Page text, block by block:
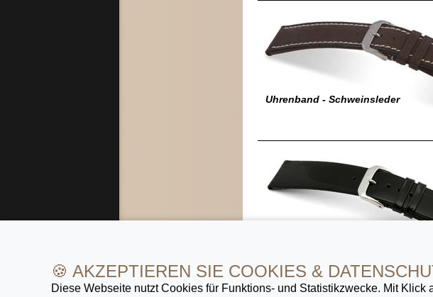
🍪 AKZEPTIEREN SIE COOKIES &
Diese Webseite nutzt Cookies für Funktions- und Statistik­zwecke. Mit Klick
Uhrenband - Schweinsleder